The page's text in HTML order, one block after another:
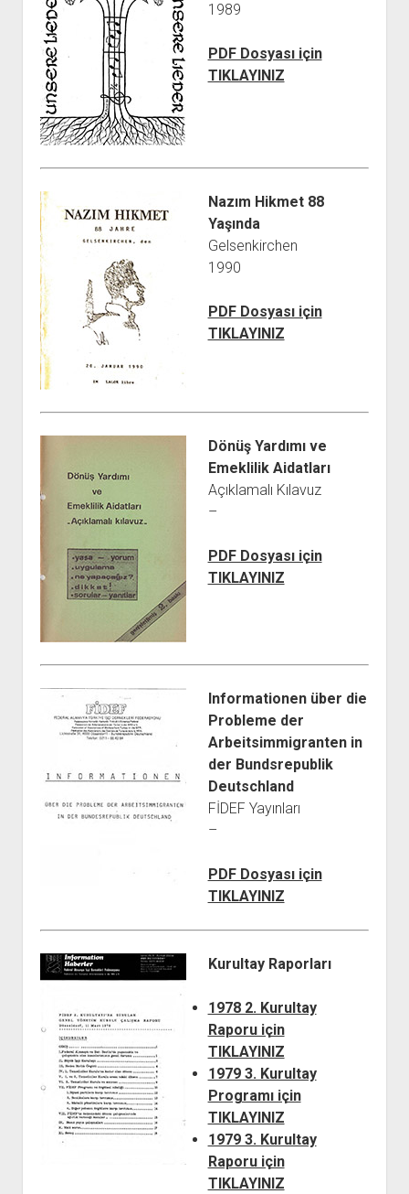
1989
PDF Dosyası için
TIKLAYINIZ
Nazım Hikmet 88
Yaşında
Gelsenkirchen
1990
PDF Dosyası için
TIKLAYINIZ
Dönüş Yardımı ve
Emeklilik Aidatları
Açıklamalı Kılavuz
–
PDF Dosyası için
TIKLAYINIZ
Informationen über die
Probleme der
Arbeitsimmigranten in
der Bundsrepublik
Deutschland
FİDEF Yayınları
–
PDF Dosyası için
TIKLAYINIZ
Kurultay Raporları
1978 2. Kurultay
Raporu için
TIKLAYINIZ
1979 3. Kurultay
Programı için
TIKLAYINIZ
1979 3. Kurultay
Raporu için
TIKLAYINIZ